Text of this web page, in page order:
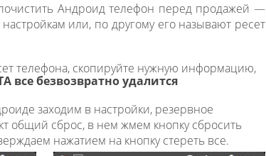
Андроид телефон перед продажей —
настройкам или, по другому его называют ресет
телефона, скопируйте нужную информацию,
все безвозвратно удалится
заходим в настройки, резервное
общий сброс, в нем жмем кнопку сбросить
нажатием на кнопку стереть все.